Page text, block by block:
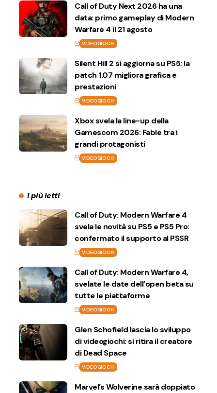
Call of Duty Next 2026 ha una
data: primo gameplay di Modern
Warfare 4 il 21 agosto
VIDEOGIOCHI
Silent Hill 2 si aggiorna su PS5: la
patch 1.07 migliora grafica e
prestazioni
VIDEOGIOCHI
Xbox svela la line-up della
Gamescom 2026: Fable tra i
grandi protagonisti
VIDEOGIOCHI
I più letti
Call of Duty: Modern Warfare 4
svela le novità su PS5 e PS5 Pro:
confermato il supporto al PSSR
VIDEOGIOCHI
Call of Duty: Modern Warfare 4,
svelate le date dell’open beta su
tutte le piattaforme
VIDEOGIOCHI
Glen Schofield lascia lo sviluppo
di videogiochi: si ritira il creatore
di Dead Space
VIDEOGIOCHI
Marvel’s Wolverine sarà doppiato